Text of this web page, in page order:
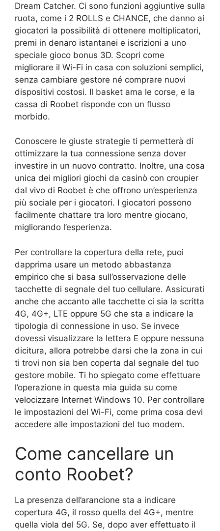
Dream Catcher. Ci sono funzioni aggiuntive sulla
ruota, come i 2 ROLLS e CHANCE, che danno ai
giocatori la possibilità di ottenere moltiplicatori,
premi in denaro istantanei e iscrizioni a uno
speciale gioco bonus 3D. Scopri come
migliorare il Wi-Fi in casa con soluzioni semplici,
senza cambiare gestore né comprare nuovi
dispositivi costosi. Il basket ama le corse, e la
cassa di Roobet risponde con un flusso
morbido.
Conoscere le giuste strategie ti permetterà di
ottimizzare la tua connessione senza dover
investire in un nuovo contratto. Inoltre, una cosa
unica dei migliori giochi da casinò con croupier
dal vivo di Roobet è che offrono un’esperienza
più sociale per i giocatori. I giocatori possono
facilmente chattare tra loro mentre giocano,
migliorando l’esperienza.
Per controllare la copertura della rete, puoi
dapprima usare un metodo abbastanza
empirico che si basa sull’osservazione delle
tacchette di segnale del tuo cellulare. Assicurati
anche che accanto alle tacchette ci sia la scritta
4G, 4G+, LTE oppure 5G che sta a indicare la
tipologia di connessione in uso. Se invece
dovessi visualizzare la lettera E oppure nessuna
dicitura, allora potrebbe darsi che la zona in cui
ti trovi non sia ben coperta dal segnale del tuo
gestore mobile. Ti ho spiegato come effettuare
l’operazione in questa mia guida su come
velocizzare Internet Windows 10. Per controllare
le impostazioni del Wi-Fi, come prima cosa devi
accedere alle impostazioni del tuo modem.
Come cancellare un
conto Roobet?
La presenza dell’arancione sta a indicare
copertura 4G, il rosso quella del 4G+, mentre
quella viola del 5G. Se, dopo aver effettuato il